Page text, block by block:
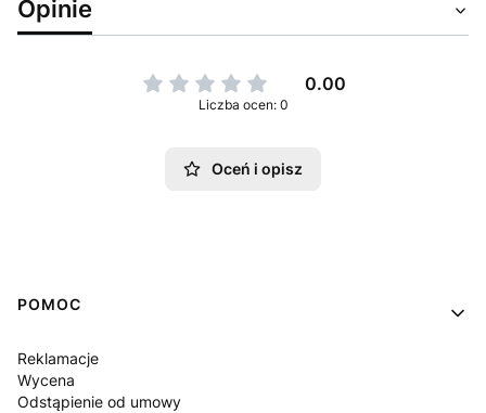
Opinie
0.00
Liczba ocen: 0
Oceń i opisz
Linki w stopce
POMOC
Reklamacje
Wycena
Odstąpienie od umowy